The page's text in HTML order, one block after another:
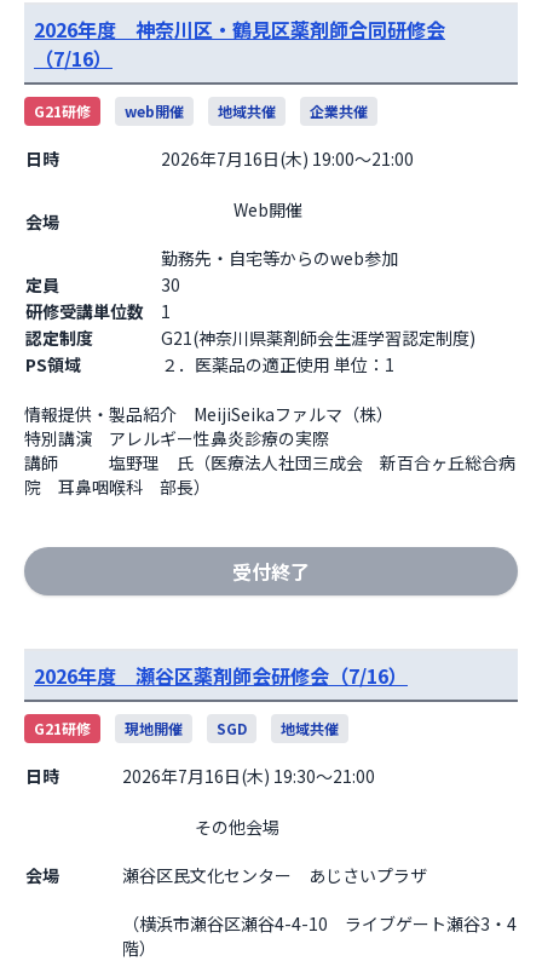
2026年度 神奈川区・鶴見区薬剤師合同研修会
（7/16）
G21研修 web開催 地域共催 企業共催
日時 2026年7月16日(木) 19:00～21:00
会場
勤務先・自宅等からのweb参加
定員
30
研修受講単位数
1
認定制度
G21(神奈川県薬剤師会生涯学習認定制度)
PS領域
２．医薬品の適正使用 単位：1
情報提供・製品紹介　MeijiSeikaファルマ（株）
特別講演　アレルギー性鼻炎診療の実際
講師　　　塩野理　氏（医療法人社団三成会　新百合ヶ丘総合病
院　耳鼻咽喉科　部長）
受付終了
2026年度 瀬谷区薬剤師会研修会（7/16）
G21研修 現地開催 SGD 地域共催
日時 2026年7月16日(木) 19:30～21:00
会場
瀬谷区民文化センター　あじさいプラザ
（横浜市瀬谷区瀬谷4-4-10　ライブゲート瀬谷3・4
階）